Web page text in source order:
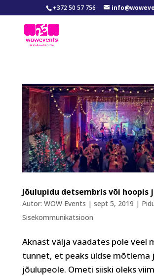
+372 50 57 756
Jõulupidu detsembris või hoopis
Autor: WOW Events | sept 5, 2019 |
Sisekommunikatsioon
Aknast välja vaadates pole veel
tunnet, et peaks üldse mõtlema
jõulupeole. Ometi siiski oleks